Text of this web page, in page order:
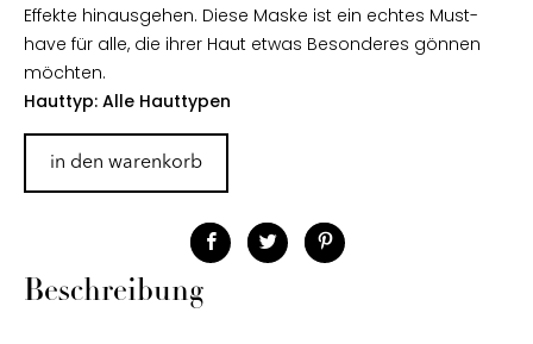
Effekte hinausgehen. Diese Maske ist ein echtes Must-
have für alle, die ihrer Haut etwas Besonderes gönnen
möchten.
Hauttyp: Alle Hauttypen
in den warenkorb
Beschreibung